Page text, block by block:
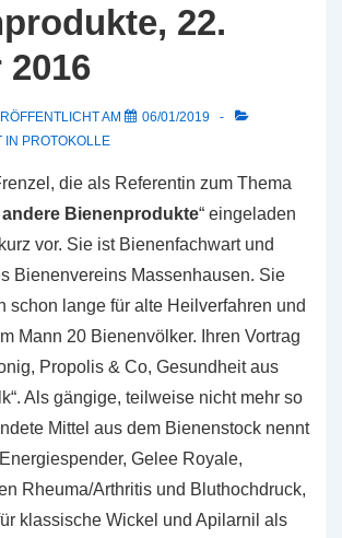
22.
AM
06/01/2019
IN PROTOKOLLE
die als Referentin zum Thema
Bienenprodukte“ eingeladen
vor. Sie ist Bienenfachwart und
Bienenvereins Massenhausen. Sie
schon lange für alte Heilverfahren und
Mann 20 Bienenvölker. Ihren Vortrag
Propolis & Co, Gesundheit aus
Als gängige, teilweise nicht mehr so
Mittel aus dem Bienenstock nennt
Gelee Royale,
Rheuma/Arthritis und Bluthochdruck,
klassische Wickel und Apilarnil als